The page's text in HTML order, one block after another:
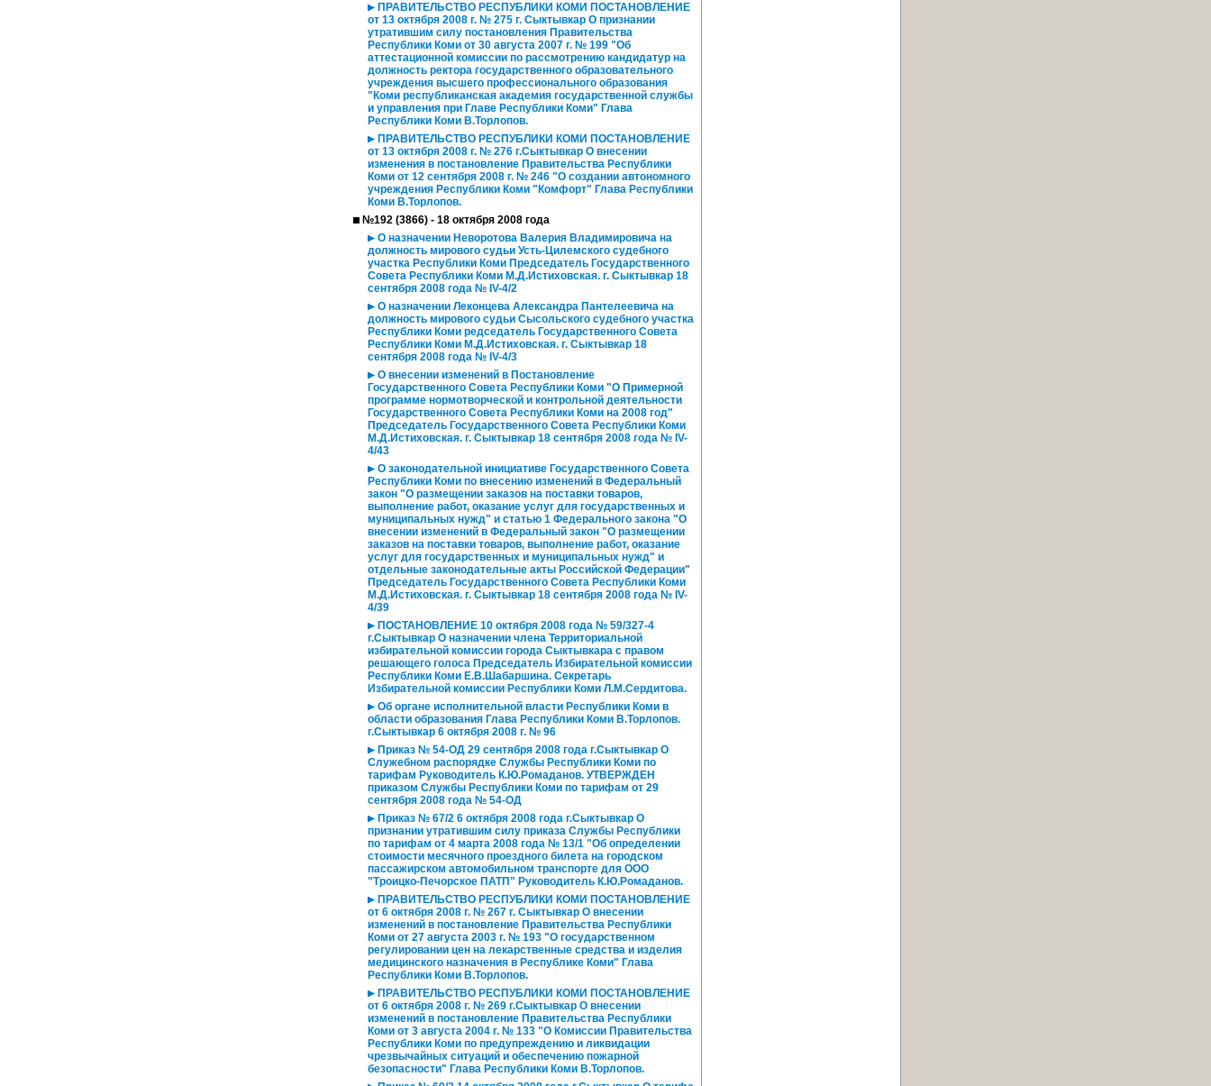
ПРАВИТЕЛЬСТВО РЕСПУБЛИКИ КОМИ ПОСТАНОВЛЕНИЕ
от 13 октября 2008 г. № 275 г. Сыктывкар О признании
утратившим силу постановления Правительства
Республики Коми от 30 августа 2007 г. № 199 "Об
аттестационной комиссии по рассмотрению кандидатур на
должность ректора государственного образовательного
учреждения высшего профессионального образования
"Коми республиканская академия государственной службы
и управления при Главе Республики Коми" Глава
Республики Коми В.Торлопов.
ПРАВИТЕЛЬСТВО РЕСПУБЛИКИ КОМИ ПОСТАНОВЛЕНИЕ
от 13 октября 2008 г. № 276 г.Сыктывкар О внесении
изменения в постановление Правительства Республики
Коми от 12 сентября 2008 г. № 246 "О создании автономного
учреждения Республики Коми "Комфорт" Глава Республики
Коми В.Торлопов.
№192 (3866) - 18 октября 2008 года
О назначении Неворотова Валерия Владимировича на
должность мирового судьи Усть-Цилемского судебного
участка Республики Коми Председатель Государственного
Совета Республики Коми М.Д.Истиховская. г. Сыктывкар 18
сентября 2008 года № IV-4/2
О назначении Леконцева Александра Пантелеевича на
должность мирового судьи Сысольского судебного участка
Республики Коми редседатель Государственного Совета
Республики Коми М.Д.Истиховская. г. Сыктывкар 18
сентября 2008 года № IV-4/3
О внесении изменений в Постановление
Государственного Совета Республики Коми "О Примерной
программе нормотворческой и контрольной деятельности
Государственного Совета Республики Коми на 2008 год"
Председатель Государственного Совета Республики Коми
М.Д.Истиховская. г. Сыктывкар 18 сентября 2008 года № IV-
4/43
О законодательной инициативе Государственного Совета
Республики Коми по внесению изменений в Федеральный
закон "О размещении заказов на поставки товаров,
выполнение работ, оказание услуг для государственных и
муниципальных нужд" и статью 1 Федерального закона "О
внесении изменений в Федеральный закон "О размещении
заказов на поставки товаров, выполнение работ, оказание
услуг для государственных и муниципальных нужд" и
отдельные законодательные акты Российской Федерации"
Председатель Государственного Совета Республики Коми
М.Д.Истиховская. г. Сыктывкар 18 сентября 2008 года № IV-
4/39
ПОСТАНОВЛЕНИЕ 10 октября 2008 года № 59/327-4
г.Сыктывкар О назначении члена Территориальной
избирательной комиссии города Сыктывкара с правом
решающего голоса Председатель Избирательной комиссии
Республики Коми Е.В.Шабаршина. Секретарь
Избирательной комиссии Республики Коми Л.М.Сердитова.
Об органе исполнительной власти Республики Коми в
области образования Глава Республики Коми В.Торлопов.
г.Сыктывкар 6 октября 2008 г. № 96
Приказ № 54-ОД 29 сентября 2008 года г.Сыктывкар О
Служебном распорядке Службы Республики Коми по
тарифам Руководитель К.Ю.Ромаданов. УТВЕРЖДЕН
приказом Службы Республики Коми по тарифам от 29
сентября 2008 года № 54-ОД
Приказ № 67/2 6 октября 2008 года г.Сыктывкар О
признании утратившим силу приказа Службы Республики
по тарифам от 4 марта 2008 года № 13/1 "Об определении
стоимости месячного проездного билета на городском
пассажирском автомобильном транспорте для ООО
"Троицко-Печорское ПАТП" Руководитель К.Ю.Ромаданов.
ПРАВИТЕЛЬСТВО РЕСПУБЛИКИ КОМИ ПОСТАНОВЛЕНИЕ
от 6 октября 2008 г. № 267 г. Сыктывкар О внесении
изменений в постановление Правительства Республики
Коми от 27 августа 2003 г. № 193 "О государственном
регулировании цен на лекарственные средства и изделия
медицинского назначения в Республике Коми" Глава
Республики Коми В.Торлопов.
ПРАВИТЕЛЬСТВО РЕСПУБЛИКИ КОМИ ПОСТАНОВЛЕНИЕ
от 6 октября 2008 г. № 269 г.Сыктывкар О внесении
изменений в постановление Правительства Республики
Коми от 3 августа 2004 г. № 133 "О Комиссии Правительства
Республики Коми по предупреждению и ликвидации
чрезвычайных ситуаций и обеспечению пожарной
безопасности" Глава Республики Коми В.Торлопов.